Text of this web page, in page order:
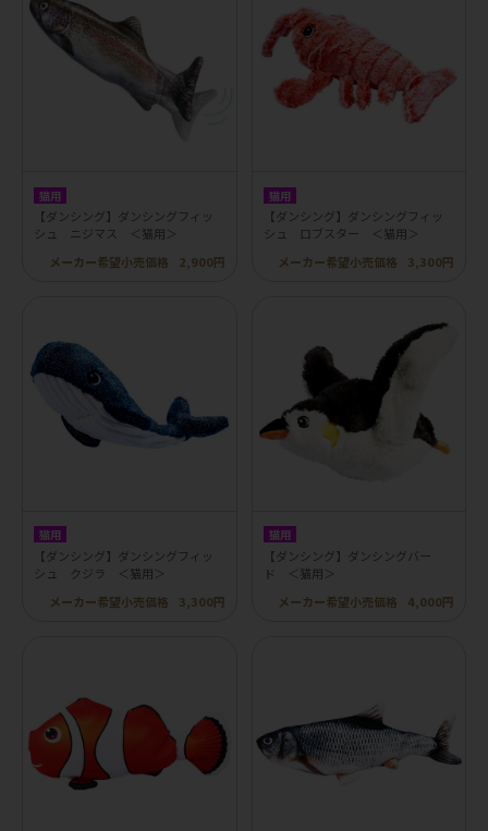
猫用
【ダンシング】ダンシングフィッ
シュ ニジマス ＜猫用＞
メーカー希望小売価格
2,900円
猫用
【ダンシング】ダンシングフィッ
シュ ロブスター ＜猫用＞
メーカー希望小売価格
3,300円
猫用
【ダンシング】ダンシングフィッ
シュ クジラ ＜猫用＞
メーカー希望小売価格
3,300円
猫用
【ダンシング】ダンシングバー
ド ＜猫用＞
メーカー希望小売価格
4,000円